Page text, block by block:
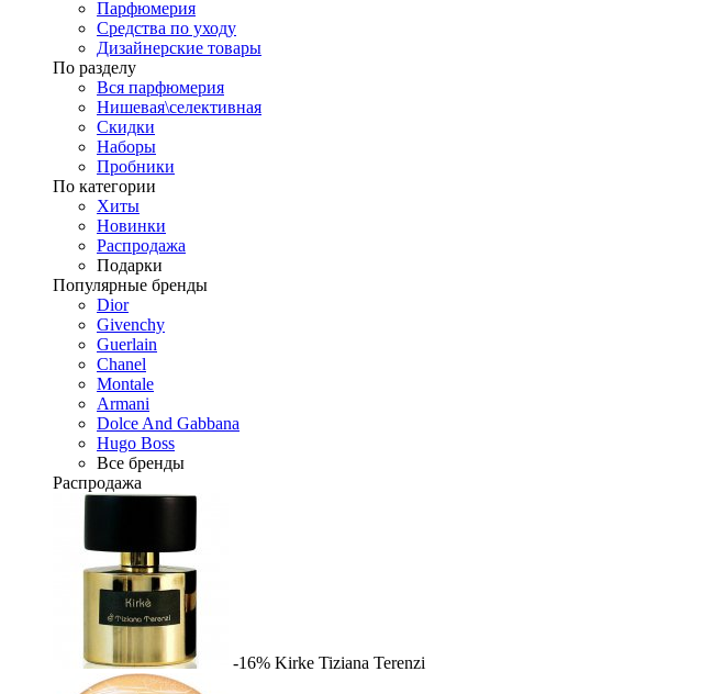
Парфюмерия
Средства по уходу
Дизайнерские товары
По разделу
Вся парфюмерия
Нишевая\селективная
Скидки
Наборы
Пробники
По категории
Хиты
Новинки
Распродажа
Подарки
Популярные бренды
Dior
Givenchy
Guerlain
Chanel
Montale
Armani
Dolce And Gabbana
Hugo Boss
Все бренды
Распродажа
-16% Kirke Tiziana Terenzi